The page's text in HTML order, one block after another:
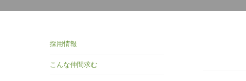
採用情報
こんな仲間求む